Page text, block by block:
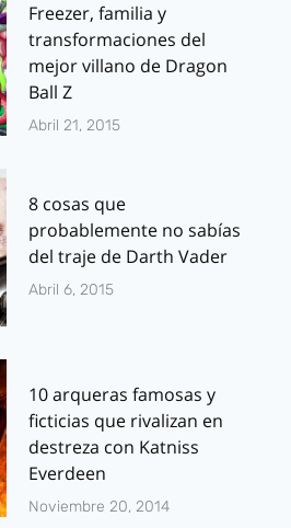
Freezer, familia y
transformaciones del
mejor villano de Dragon
Ball Z
Abril 21, 2015
8 cosas que
probablemente no sabías
del traje de Darth Vader
Abril 6, 2015
10 arqueras famosas y
ficticias que rivalizan en
destreza con Katniss
Everdeen
Noviembre 20, 2014